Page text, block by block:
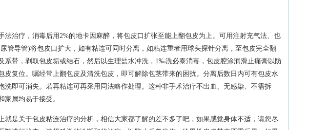
法治疗，消毒后用2%的地卡因麻醉，将包皮口扩张至能上翻包皮为上。可用注射充气法、也
管导管)将包皮口扩大，如有粘连可同时分离，如粘连重者用球头探针分离，至包皮完全翻
系带，剥取包皮垢或结石，然后以生理盐水冲洗，1‰洗必泰消毒，包皮腔涂润滑止痛膏以防
皮复位。嘱经常上翻包皮及清洗包皮，即可解除包茎带来的困扰。分离后数日内可有包皮水
洗即可消失。若再粘连可再采用同法略作处理。这种非手术治疗不出血、无感染、不需拆
家属均易于接受。
就是关于包皮粘连治疗的分析，相信大家都了解的差不多了吧，如果感觉身体不适，请您尽